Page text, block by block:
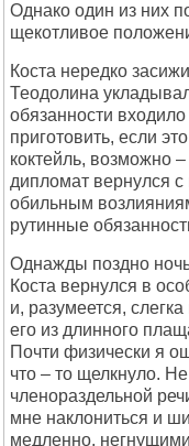
Однако один из них
щекотливое
Коста нередко
Теодолина
обязанности входило
приготовить, если
коктейль, возможно
дипломат вернулся
обильным
рутинные
Однажды поздно
Коста вернулся в
и, разумеется,
его из длинного
Почти физически я
что – то щелкнуло.
членораздельной
мне наклониться и
медленно,